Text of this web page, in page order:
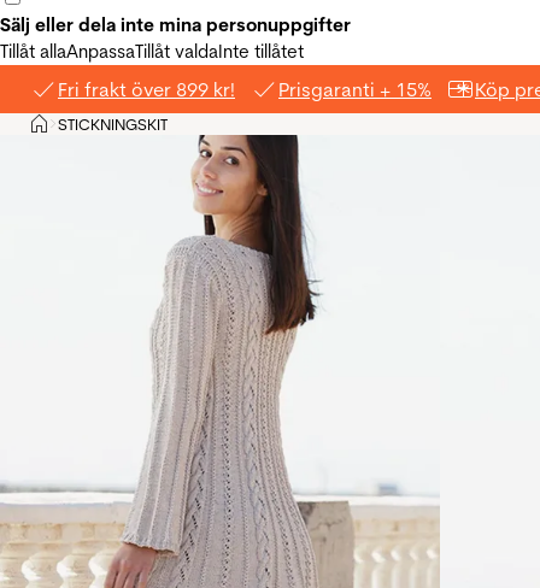
Sälj eller dela inte mina personuppgifter
Tillåt allaAnpassaTillåt valdaInte tillåtet
Fri frakt över 899 kr! Prisgaranti + 15% Köp
Hem
>STICKNINGSKIT